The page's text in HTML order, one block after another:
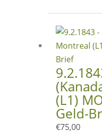
(L1)
Geld-
€75,00